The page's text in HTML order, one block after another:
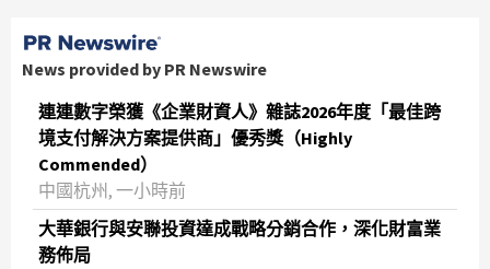
News provided by PR Newswire
連連數字榮獲《企業財資人》雜誌2026年度「最佳跨
境支付解決方案提供商」優秀獎（Highly
Commended）
中國杭州, 一小時前
大華銀行與安聯投資達成戰略分銷合作，深化財富業
務佈局